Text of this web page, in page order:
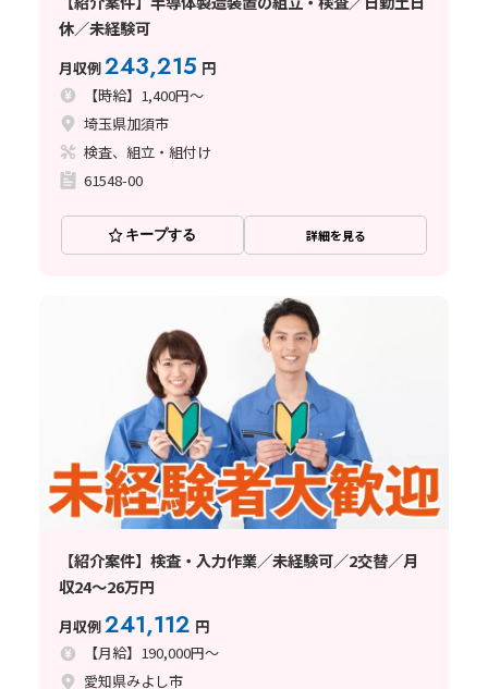
休／未経験可
月収例243,215 円
【時給】1,400円～
埼玉県加須市
検査、組立・組付け
61548-00
キープする 詳細を見る
【紹介案件】検査・入力作業／未経験可／2交替／月
収24～26万円
月収例241,112 円
【月給】190,000円～
愛知県みよし市